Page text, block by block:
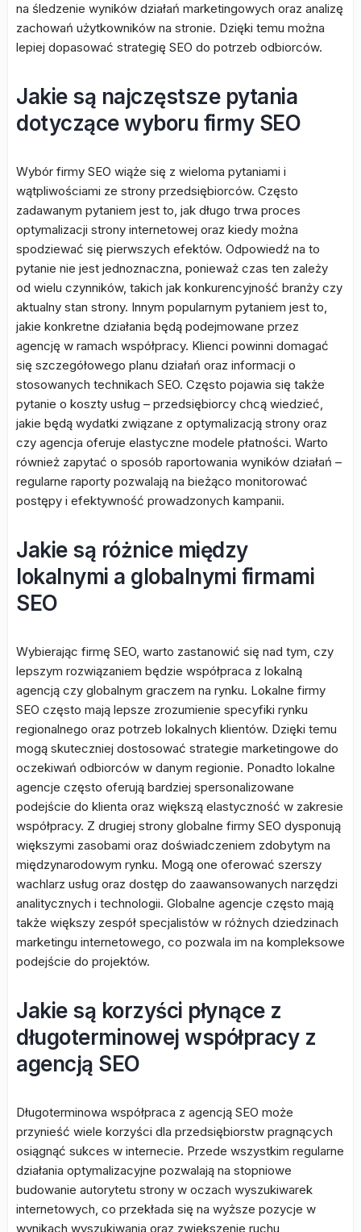
na śledzenie wyników działań marketingowych oraz analizę
zachowań użytkowników na stronie. Dzięki temu można
lepiej dopasować strategię SEO do potrzeb odbiorców.
Jakie są najczęstsze pytania
dotyczące wyboru firmy SEO
Wybór firmy SEO wiąże się z wieloma pytaniami i
wątpliwościami ze strony przedsiębiorców. Często
zadawanym pytaniem jest to, jak długo trwa proces
optymalizacji strony internetowej oraz kiedy można
spodziewać się pierwszych efektów. Odpowiedź na to
pytanie nie jest jednoznaczna, ponieważ czas ten zależy
od wielu czynników, takich jak konkurencyjność branży czy
aktualny stan strony. Innym popularnym pytaniem jest to,
jakie konkretne działania będą podejmowane przez
agencję w ramach współpracy. Klienci powinni domagać
się szczegółowego planu działań oraz informacji o
stosowanych technikach SEO. Często pojawia się także
pytanie o koszty usług – przedsiębiorcy chcą wiedzieć,
jakie będą wydatki związane z optymalizacją strony oraz
czy agencja oferuje elastyczne modele płatności. Warto
również zapytać o sposób raportowania wyników działań –
regularne raporty pozwalają na bieżąco monitorować
postępy i efektywność prowadzonych kampanii.
Jakie są różnice między
lokalnymi a globalnymi firmami
SEO
Wybierając firmę SEO, warto zastanowić się nad tym, czy
lepszym rozwiązaniem będzie współpraca z lokalną
agencją czy globalnym graczem na rynku. Lokalne firmy
SEO często mają lepsze zrozumienie specyfiki rynku
regionalnego oraz potrzeb lokalnych klientów. Dzięki temu
mogą skuteczniej dostosować strategie marketingowe do
oczekiwań odbiorców w danym regionie. Ponadto lokalne
agencje często oferują bardziej spersonalizowane
podejście do klienta oraz większą elastyczność w zakresie
współpracy. Z drugiej strony globalne firmy SEO dysponują
większymi zasobami oraz doświadczeniem zdobytym na
międzynarodowym rynku. Mogą one oferować szerszy
wachlarz usług oraz dostęp do zaawansowanych narzędzi
analitycznych i technologii. Globalne agencje często mają
także większy zespół specjalistów w różnych dziedzinach
marketingu internetowego, co pozwala im na kompleksowe
podejście do projektów.
Jakie są korzyści płynące z
długoterminowej współpracy z
agencją SEO
Długoterminowa współpraca z agencją SEO może
przynieść wiele korzyści dla przedsiębiorstw pragnących
osiągnąć sukces w internecie. Przede wszystkim regularne
działania optymalizacyjne pozwalają na stopniowe
budowanie autorytetu strony w oczach wyszukiwarek
internetowych, co przekłada się na wyższe pozycje w
wynikach wyszukiwania oraz zwiększenie ruchu